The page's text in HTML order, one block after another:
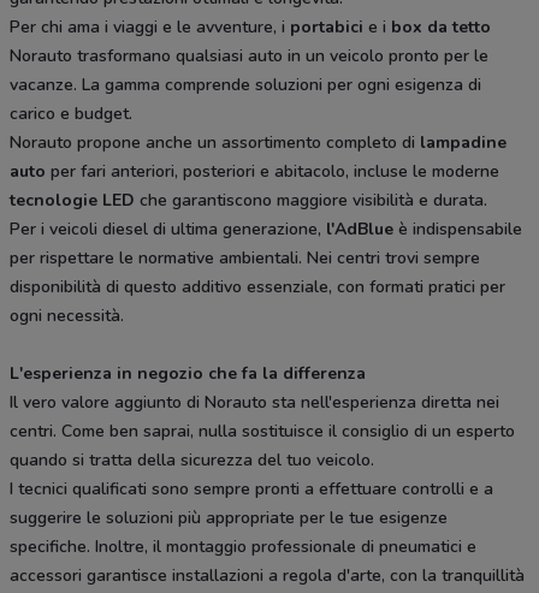
Per chi ama i viaggi e le avventure, i portabici e i box da tetto
Norauto trasformano qualsiasi auto in un veicolo pronto per le
vacanze. La gamma comprende soluzioni per ogni esigenza di
carico e budget.
Norauto propone anche un assortimento completo di lampadine
auto per fari anteriori, posteriori e abitacolo, incluse le moderne
tecnologie LED che garantiscono maggiore visibilità e durata.
Per i veicoli diesel di ultima generazione, l'AdBlue è indispensabile
per rispettare le normative ambientali. Nei centri trovi sempre
disponibilità di questo additivo essenziale, con formati pratici per
ogni necessità.
L'esperienza in negozio che fa la differenza
Il vero valore aggiunto di Norauto sta nell'esperienza diretta nei
centri. Come ben saprai, nulla sostituisce il consiglio di un esperto
quando si tratta della sicurezza del tuo veicolo.
I tecnici qualificati sono sempre pronti a effettuare controlli e a
suggerire le soluzioni più appropriate per le tue esigenze
specifiche. Inoltre, il montaggio professionale di pneumatici e
accessori garantisce installazioni a regola d'arte, con la tranquillità